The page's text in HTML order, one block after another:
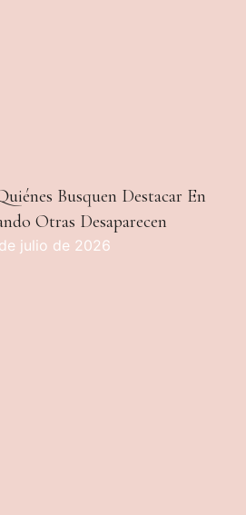
Busquen Destacar En
Otras Desaparecen
julio de 2026